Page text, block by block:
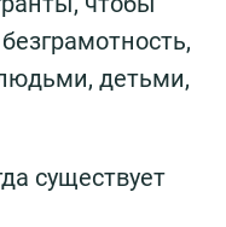
детьми,
существует